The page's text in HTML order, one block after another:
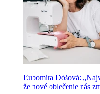
Ľubomíra Dóšová:
že nové oblečenie nás